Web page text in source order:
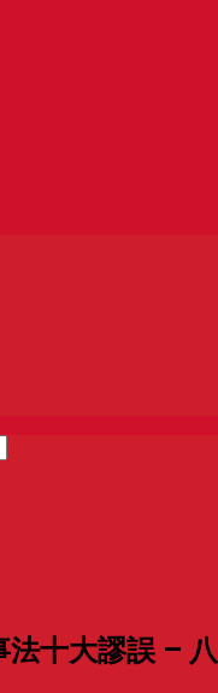
十大謬誤 –